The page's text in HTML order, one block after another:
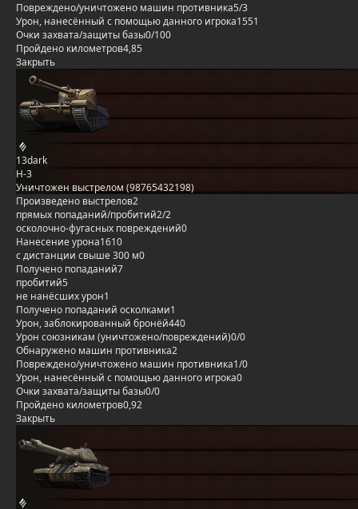
Повреждено/уничтожено машин противника5/3
Урон, нанесённый с помощью данного игрока1551
Очки захвата/защиты базы0/100
Пройдено километров4,85
Закрыть
13dark
H-3
Уничтожен выстрелом (98765432198)
Произведено выстрелов2
прямых попаданий/пробитий2/2
осколочно-фугасных повреждений0
Нанесение урона1610
с дистанции свыше 300 м0
Получено попаданий7
пробитий5
не нанёсших урон1
Получено попаданий осколками1
Урон, заблокированный бронёй440
Урон союзникам (уничтожено/повреждений)0/0
Обнаружено машин противника2
Повреждено/уничтожено машин противника1/0
Урон, нанесённый с помощью данного игрока0
Очки захвата/защиты базы0/0
Пройдено километров0,92
Закрыть